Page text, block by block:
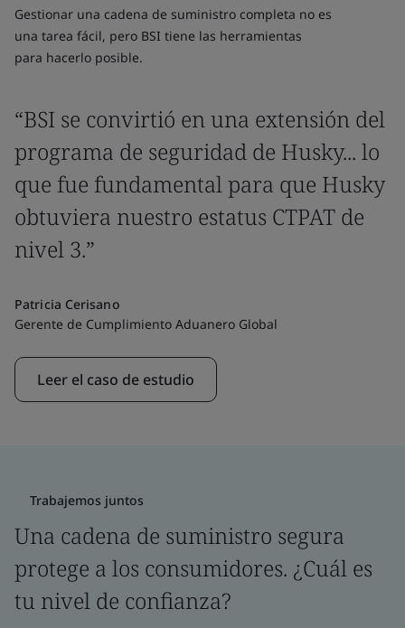
Gestionar una cadena de suministro completa no es
una tarea fácil, pero BSI tiene las herramientas
para hacerlo posible.
“BSI se convirtió en una extensión del
programa de seguridad de Husky... lo
que fue fundamental para que Husky
obtuviera nuestro estatus CTPAT de
nivel 3.”
Patricia Cerisano
Gerente de Cumplimiento Aduanero Global
Leer el caso de estudio
Trabajemos juntos
Una cadena de suministro segura
protege a los consumidores. ¿Cuál es
tu nivel de confianza?